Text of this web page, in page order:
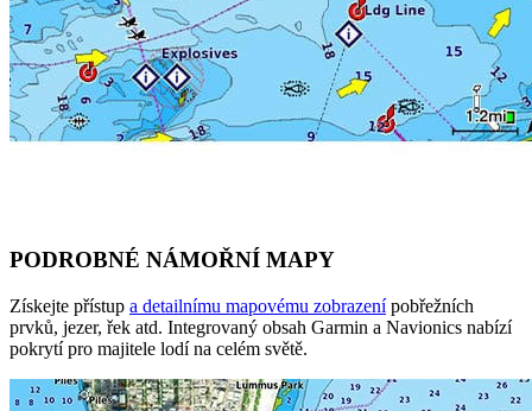
PODROBNÉ NÁMOŘNÍ MAPY
Získejte přístup a detailnímu mapovému zobrazenípobřežních
prvků, jezer, řek atd. Integrovaný obsah Garmin a Navionics nabízí
pokrytí pro majitele lodí na celém světě.